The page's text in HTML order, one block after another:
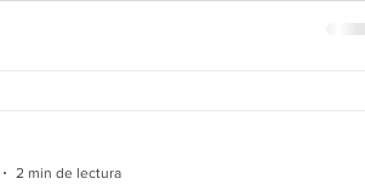
2 min de lectura